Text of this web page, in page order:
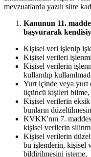
mevzuatlarda yazılı süre
Kanunun 11.
başvurarak
Kişisel veri işlenip
Kişisel verileri
Kişisel verilerin
kullanılıp
Yurt içinde veya yurt
üçüncü kişileri bilme,
Kişisel verilerin eksik
bunların
KVKK'nın 7.
kişisel verilerin
Kişisel verilerin
bu işlemlerin, kişisel
bildirilmesini isteme,